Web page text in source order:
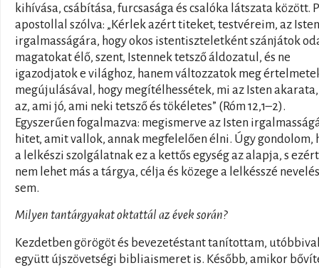
kihívása, csábítása, furcsasága és csalóka látszata között.
apostollal szólva: „Kérlek azért titeket, testvéreim, az Isten
irgalmasságára, hogy okos istentiszteletként szánjátok
magatokat élő, szent, Istennek tetsző áldozatul, és ne
igazodjatok e világhoz, hanem változzatok meg
megújulásával, hogy megítélhessétek, mi az Isten
az, ami jó, ami neki tetsző és tökéletes” (Róm 12,1–2).
Egyszerűen fogalmazva: megismerve az Isten
hitet, amit vallok, annak megfelelően élni. Úgy gondolom,
a lelkészi szolgálatnak ez a kettős egység az alapja, s ezért
nem lehet más a tárgya, célja és közege a lelkésszé
sem.
Milyen tantárgyakat oktattál az évek során?
Kezdetben görögöt és bevezetéstant tanítottam,
együtt újszövetségi bibliaismeret is. Később, amikor